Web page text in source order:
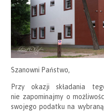
Szanowni Państwo,
Przy okazji składania
nie zapominajmy o
swojego podatku na